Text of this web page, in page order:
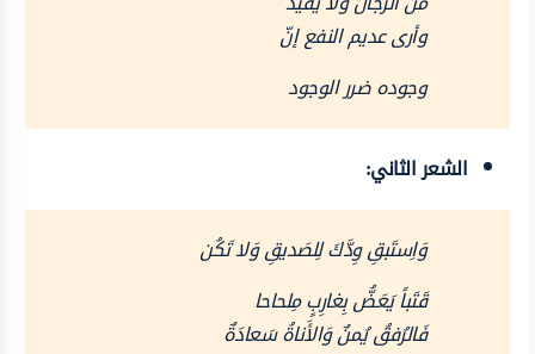
وأرى عديم النفع إنّ
وجوده ضرر الوجود
الشعر الثاني:
وَاِستَبقِ وِدَّكَ لِلصَديقِ وَلا تَكُن
قَتَباً يَعَضُّ بِغارِبٍ مِلحاحا
فَالرُفقُ يُمنٌ وَالأَناةُ سَعادَةٌ